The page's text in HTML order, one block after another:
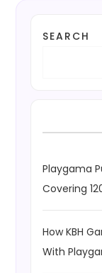
SEARCH
Playgama
Covering
How KBH
With